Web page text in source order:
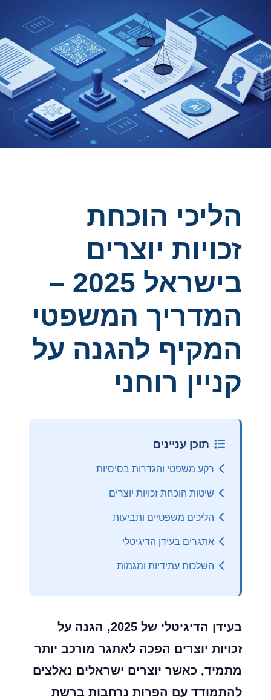
הליכי הוכחת
זכויות יוצרים
בישראל 2025 –
המדריך המשפטי
המקיף להגנה על
קניין רוחני
תוכן עניינים
רקע משפטי והגדרות בסיסיות
שיטות הוכחת זכויות יוצרים
הליכים משפטיים ותביעות
אתגרים בעידן הדיגיטלי
השלכות עתידיות ומגמות
בעידן הדיגיטלי של 2025, הגנה על
זכויות יוצרים הפכה לאתגר מורכב יותר
מתמיד, כאשר יוצרים ישראלים נאלצים
להתמודד עם הפרות נרחבות ברשת